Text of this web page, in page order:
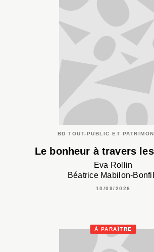
BD TOUT-PUBLIC ET
Le bonheur à travers
Eva Rollin
Béatrice Mabilon-
10/09/2026
À PARAÎTRE